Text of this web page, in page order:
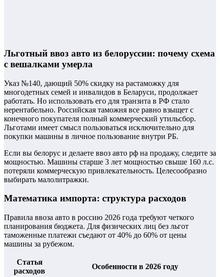
Льготный ввоз авто из белоруссии: почему схема
с вешалками умерла
Указ №140, дающий 50% скидку на растаможку для
многодетных семей и инвалидов в Беларуси, продолжает
работать. Но использовать его для транзита в РФ стало
нерентабельно. Российская таможня все равно взыщет с
конечного покупателя полный коммерческий утильсбор.
Льготами имеет смысл пользоваться исключительно для
покупки машины в личное пользование внутри РБ.
Если вы белорус и делаете ввоз авто рф на продажу, следите за
мощностью. Машины старше 3 лет мощностью свыше 160 л.с.
потеряли коммерческую привлекательность. Целесообразно
выбирать малолитражки.
Математика импорта: структура расходов
Правила ввоза авто в россию 2026 года требуют четкого
планирования бюджета. Для физических лиц без льгот
таможенные платежи съедают от 40% до 60% от цены
машины за рубежом.
Статья
расходов
Особенности в 2026 году